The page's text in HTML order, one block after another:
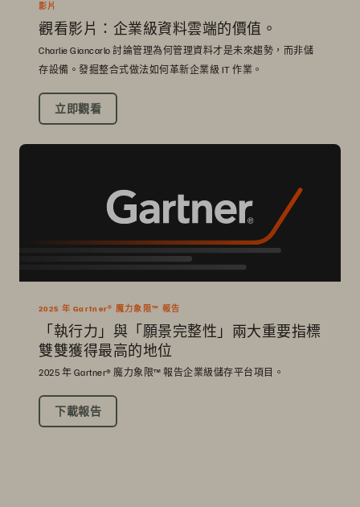
影片
觀看影片：企業級資料雲端的價值。
Charlie Giancarlo 討論管理為何管理資料才是未來趨勢，而非儲
存設備。發掘整合式做法如何革新企業級 IT 作業。
立即觀看
2025 年 Gartner® 魔力象限™ 報告
「執行力」與「願景完整性」兩大重要指標
雙雙獲得最高的地位
2025 年 Gartner® 魔力象限™ 報告企業級儲存平台項目。
下載報告